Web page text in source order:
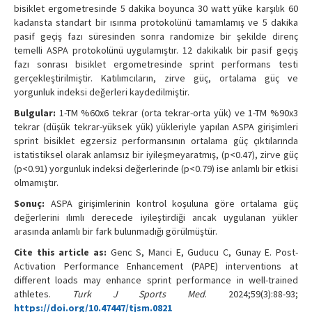
bisiklet ergometresinde 5 dakika boyunca 30 watt yüke karşılık 60
kadansta standart bir ısınma protokolünü tamamlamış ve 5 dakika
pasif geçiş fazı süresinden sonra randomize bir şekilde direnç
temelli ASPA protokolünü uygulamıştır. 12 dakikalık bir pasif geçiş
fazı sonrası
bisiklet ergometresinde sprint performans testi
gerçekleştirilmiştir. Katılımcıların, zirve güç, ortalama güç ve
yorgunluk indeksi değerleri kaydedilmiştir.
Bulgular: 1-TM %60x6 tekrar (orta tekrar-orta yük) ve 1-TM %90x3
tekrar (düşük tekrar-yüksek yük) yükleriyle yapılan ASPA girişimleri
sprint bisiklet egzersiz performansının ortalama güç çıktılarında
istatistiksel olarak anlamsız bir iyileşmeyaratmış, (p<0.47), zirve güç
(p<0.91) yorgunluk indeksi değerlerinde (p<0.79) ise anlamlı bir etkisi
olmamıştır.
Sonuç: ASPA girişimlerinin kontrol koşuluna göre ortalama güç
değerlerini ılımlı derecede iyileştirdiği ancak uygulanan yükler
arasında anlamlı bir fark bulunmadığı görülmüştür.
Cite this article as: Genc S, Manci E, Guducu C, Gunay E. Post-
Activation Performance Enhancement (PAPE) interventions at
different loads may enhance sprint performance in well-trained
athletes.
Turk J Sports Med. 2024;59(3):88-93;
https://doi.org/10.47447/tjsm.0821